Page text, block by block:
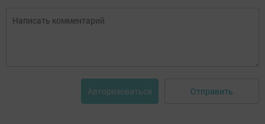
Авторизоваться Отправить